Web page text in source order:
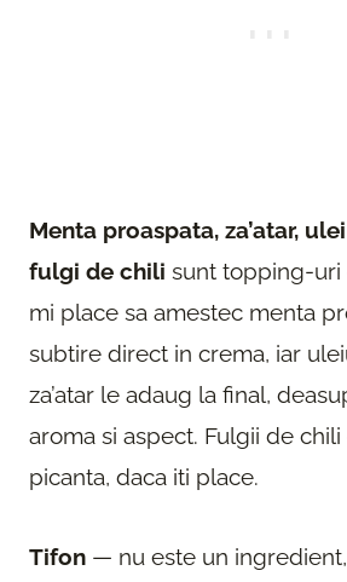
Menta proaspata, za’atar,
fulgi de chili sunt topping-uri
mi place sa amestec menta
subtire direct in crema, iar
za’atar le adaug la final,
aroma si aspect. Fulgii de
picanta, daca iti place.
Tifon — nu este un